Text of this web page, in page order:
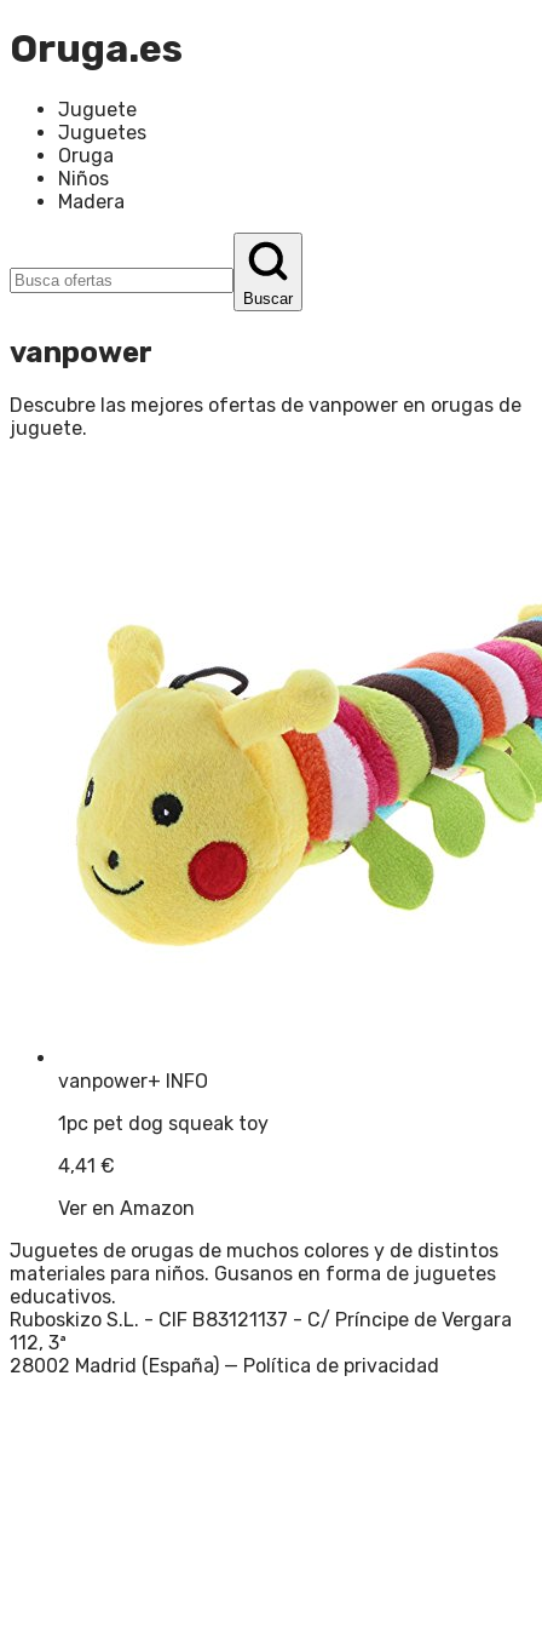
Oruga.es
Juguete
Juguetes
Oruga
Niños
Madera
Buscar
vanpower
Descubre las mejores ofertas de vanpower en orugas de
juguete.
vanpower+ INFO
1pc pet dog squeak toy
4,41 €
Ver en Amazon
Juguetes de orugas de muchos colores y de distintos
materiales para niños. Gusanos en forma de juguetes
educativos.
Ruboskizo S.L. - CIF B83121137 - C/ Príncipe de Vergara
112, 3ª
28002 Madrid (España) — Política de privacidad